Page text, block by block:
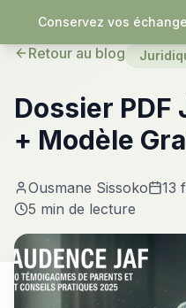
Conservez vos
Retour au blog
Dossier PDF
+ Modèle
Ousmane Sissoko
13
5 min de lecture